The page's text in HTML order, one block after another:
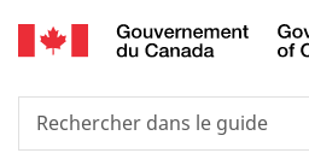
au
au
à
à
Recherche
Rechercher
dans